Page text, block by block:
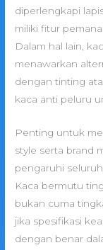
diperlengkapi
miliki fitur
Dalam hal lain,
menawarkan
dengan tinting
kaca anti peluru
Penting untuk
style serta brand
pengaruhi
Kaca bermutu
bukan cuma
jika spesifikasi
dengan benar